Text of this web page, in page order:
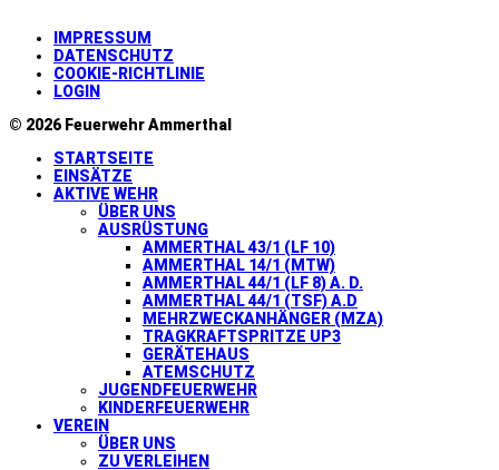
IMPRESSUM
DATENSCHUTZ
COOKIE-RICHTLINIE
LOGIN
© 2026 Feuerwehr Ammerthal
STARTSEITE
EINSÄTZE
AKTIVE WEHR
ÜBER UNS
AUSRÜSTUNG
AMMERTHAL 43/1 (LF 10)
AMMERTHAL 14/1 (MTW)
AMMERTHAL 44/1 (LF 8) A. D.
AMMERTHAL 44/1 (TSF) A.D
MEHRZWECKANHÄNGER (MZA)
TRAGKRAFTSPRITZE UP3
GERÄTEHAUS
ATEMSCHUTZ
JUGENDFEUERWEHR
KINDERFEUERWEHR
VEREIN
ÜBER UNS
ZU VERLEIHEN